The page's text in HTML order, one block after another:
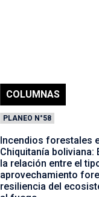
COLUMNAS
PLANEO N°58
Incendios forestales
Chiquitanía boliviana:
la relación entre el
aprovechamiento
resiliencia del